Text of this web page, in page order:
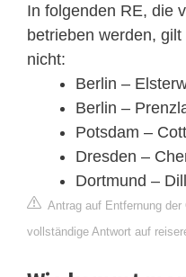
In folgenden RE, die
betrieben werden,
nicht:
Berlin –
Berlin –
Potsdam –
Dresden –
Dortmund –
Antrag auf Entfernung der
vollständige Antwort auf